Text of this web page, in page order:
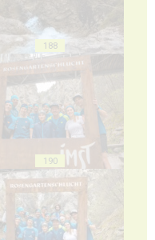
188
190